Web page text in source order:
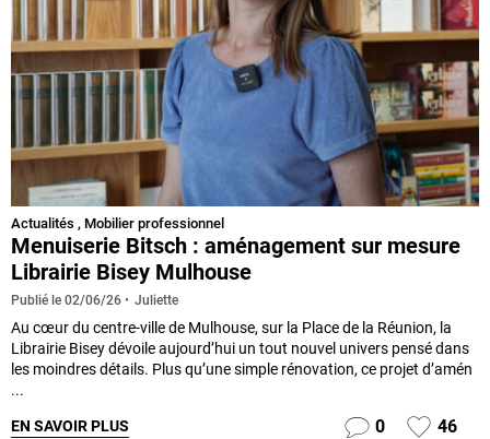
Actualités , Mobilier professionnel
Menuiserie Bitsch : aménagement sur mesure
Librairie Bisey Mulhouse
Publié le 02/06/26 Juliette
Au cœur du centre-ville de Mulhouse, sur la Place de la Réunion, la
Librairie Bisey dévoile aujourd’hui un tout nouvel univers pensé dans
les moindres détails. Plus qu’une simple rénovation, ce projet d’amén
...
EN SAVOIR PLUS 0 46